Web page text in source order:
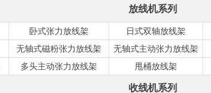
放线机系列
卧式张力放线架 日式双轴放线架
无轴式磁粉张力放线架 无轴式主动张力放线架
多头主动张力放线架 甩桶放线架
收线机系列